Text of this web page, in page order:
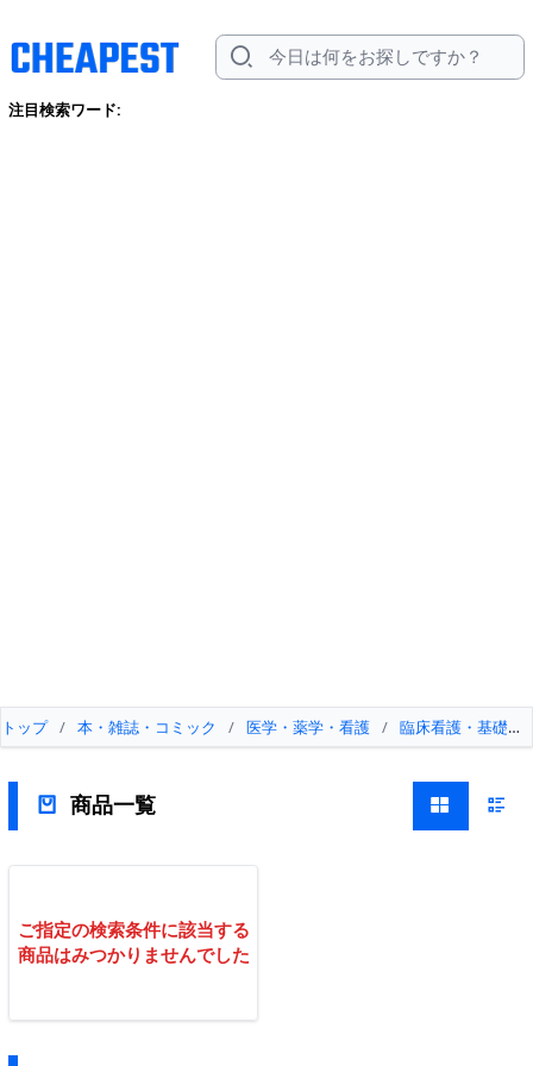
注目検索ワード:
トップ / 本・雑誌・コミック / 医学・薬学・看護 / 臨床看護・基礎技
商品一覧
ご指定の検索条件に該当する
商品はみつかりませんでした